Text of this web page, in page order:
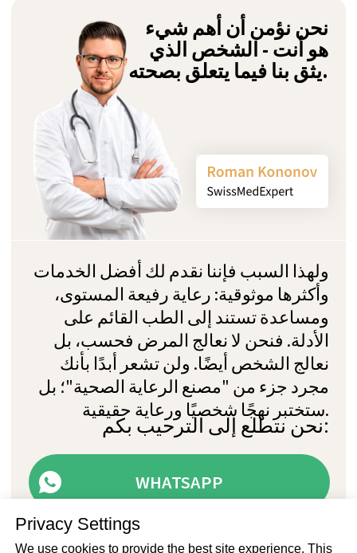
Privacy Settings
We use cookies to provide the best site experience. This